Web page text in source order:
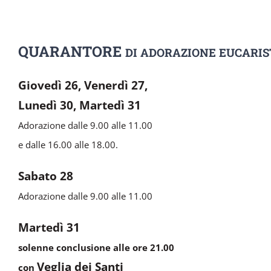
QUARANTORE DI ADORAZIONE
Giovedì 26, Venerdì 27,
Lunedì 30, Martedì 31
Adorazione dalle 9.00 alle 11.00
e dalle 16.00 alle 18.00.
Sabato 28
Adorazione dalle 9.00 alle 11.00
Martedì 31
solenne conclusione alle ore 21.00
con Veglia dei Santi